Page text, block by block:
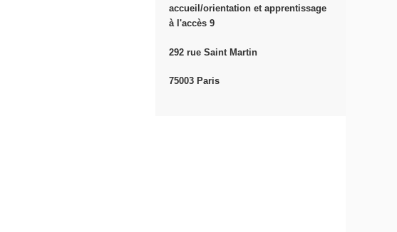
accueil/orientation et apprentissage
à l'accès 9
292 rue Saint Martin
75003 Paris